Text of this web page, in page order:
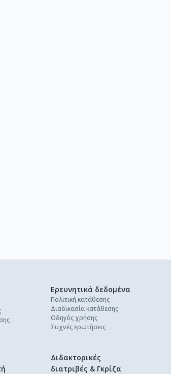
Ερευνητικά δεδομένα
Πολιτική κατάθεσης
Διαδικασία κατάθεσης
Οδηγός χρήσης
Συχνές ερωτήσεις
Διδακτορικές
διατριβές & Γκρίζα